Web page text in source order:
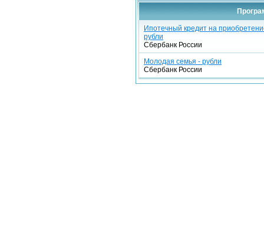
Ипотечный кредит на
рубли
Сбербанк России
Молодая семья - рубли
Сбербанк России